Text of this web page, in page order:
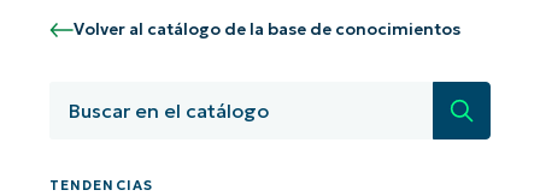
Volver al catálogo de la base de conocimientos
TENDENCIAS